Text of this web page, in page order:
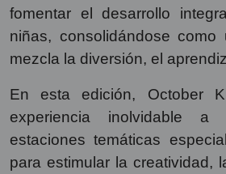
fomentar el desarrollo
niñas, consolidándose como
mezcla la diversión, el
En esta edición, October
experiencia inolvidable
estaciones temáticas
para estimular la creatividad,